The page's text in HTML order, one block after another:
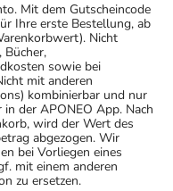
Mit dem Gutscheincode
Ihre erste Bestellung, ab
Nicht
sowie bei
mit anderen
kombinierbar und nur
der APONEO App. Nach
wird der Wert des
abgezogen. Wir
bei Vorliegen eines
mit einem anderen
zu ersetzen.